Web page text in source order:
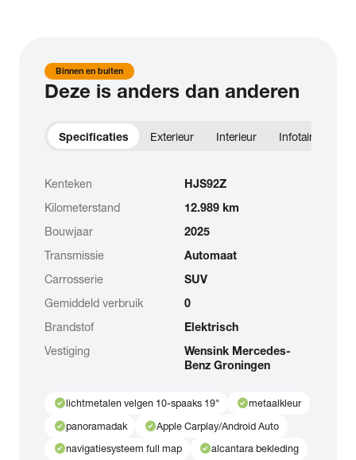
Binnen en buiten
Deze is anders dan anderen
Specificaties Exterieur Interieur Infotainment
Kenteken
HJS92Z
Kilometerstand
12.989 km
Bouwjaar
2025
Transmissie
Automaat
Carrosserie
SUV
Gemiddeld verbruik
0
Brandstof
Elektrisch
Vestiging
Wensink Mercedes-
Benz Groningen
check_circlelichtmetalen velgen 10-spaaks 19" check_circlemetaalkleur
check_circlepanoramadak check_circleApple Carplay/Android Auto
check_circlenavigatiesysteem full map check_circlealcantara bekleding